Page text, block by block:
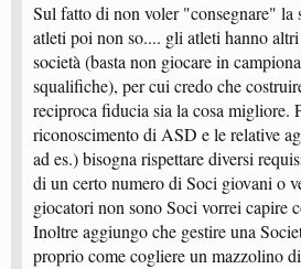
Sul fatto di non voler "consegnare" la
atleti poi non so.... gli atleti hanno
società (basta non giocare in
squalifiche), per cui credo che
reciproca fiducia sia la cosa migliore.
riconoscimento di ASD e le relative
ad es.) bisogna rispettare diversi
di un certo numero di Soci giovani o
giocatori non sono Soci vorrei capire
Inoltre aggiungo che gestire una
proprio come cogliere un mazzolino